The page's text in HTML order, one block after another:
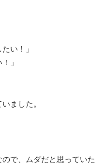
い！」
」
ました。
で、ムダだと思っていた